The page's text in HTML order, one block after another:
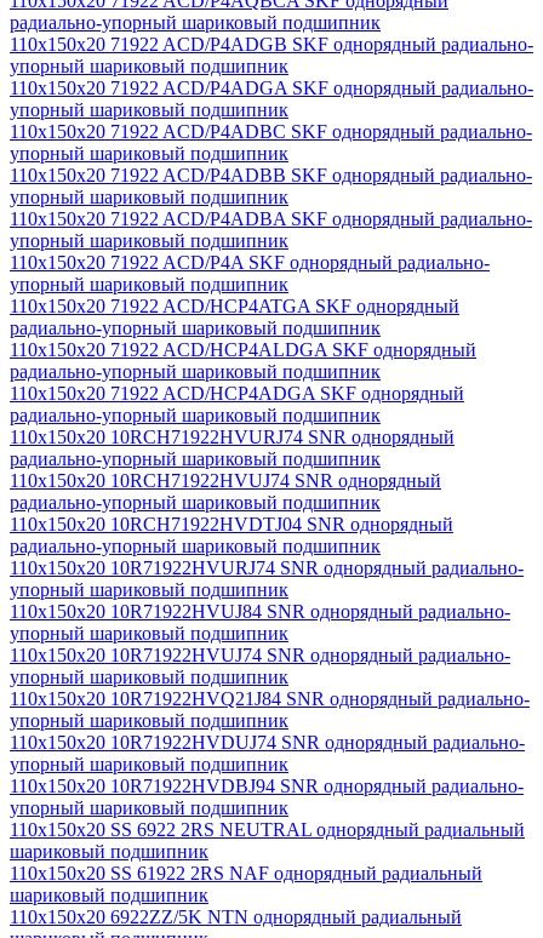
радиально-упорный шариковый подшипник
110x150x20 71922 ACD/P4ADGB SKF однорядный радиально-
упорный шариковый подшипник
110x150x20 71922 ACD/P4ADGA SKF однорядный радиально-
упорный шариковый подшипник
110x150x20 71922 ACD/P4ADBC SKF однорядный радиально-
упорный шариковый подшипник
110x150x20 71922 ACD/P4ADBB SKF однорядный радиально-
упорный шариковый подшипник
110x150x20 71922 ACD/P4ADBA SKF однорядный радиально-
упорный шариковый подшипник
110x150x20 71922 ACD/P4A SKF однорядный радиально-
упорный шариковый подшипник
110x150x20 71922 ACD/HCP4ATGA SKF однорядный
радиально-упорный шариковый подшипник
110x150x20 71922 ACD/HCP4ALDGA SKF однорядный
радиально-упорный шариковый подшипник
110x150x20 71922 ACD/HCP4ADGA SKF однорядный
радиально-упорный шариковый подшипник
110x150x20 10RCH71922HVURJ74 SNR однорядный
радиально-упорный шариковый подшипник
110x150x20 10RCH71922HVUJ74 SNR однорядный
радиально-упорный шариковый подшипник
110x150x20 10RCH71922HVDTJ04 SNR однорядный
радиально-упорный шариковый подшипник
110x150x20 10R71922HVURJ74 SNR однорядный радиально-
упорный шариковый подшипник
110x150x20 10R71922HVUJ84 SNR однорядный радиально-
упорный шариковый подшипник
110x150x20 10R71922HVUJ74 SNR однорядный радиально-
упорный шариковый подшипник
110x150x20 10R71922HVQ21J84 SNR однорядный радиально-
упорный шариковый подшипник
110x150x20 10R71922HVDUJ74 SNR однорядный радиально-
упорный шариковый подшипник
110x150x20 10R71922HVDBJ94 SNR однорядный радиально-
упорный шариковый подшипник
110x150x20 SS 6922 2RS NEUTRAL однорядный радиальный
шариковый подшипник
110x150x20 SS 61922 2RS NAF однорядный радиальный
шариковый подшипник
110x150x20 6922ZZ/5K NTN однорядный радиальный